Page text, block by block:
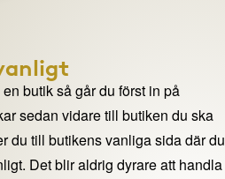
butik så går du först in på
sedan vidare till butiken du ska
du till butikens vanliga sida där du
Det blir aldrig dyrare att handla